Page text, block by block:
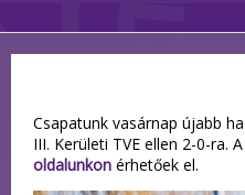
Csapatunk vasárnap újabb
III. Kerületi TVE ellen 2-0-ra.
oldalunkon érhetőek el.